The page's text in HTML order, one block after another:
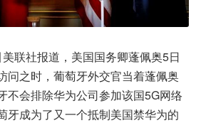
联社报道，美国国务卿蓬佩奥5日
问之时，葡萄牙外交官当着蓬佩奥
不会排除华为公司参加该国5G网络
牙成为了又一个抵制美国禁华为的